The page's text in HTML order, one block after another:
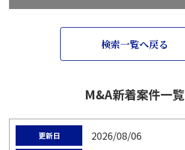
検索一覧へ戻る
M&A新着案件一覧
更新日 2026/08/06